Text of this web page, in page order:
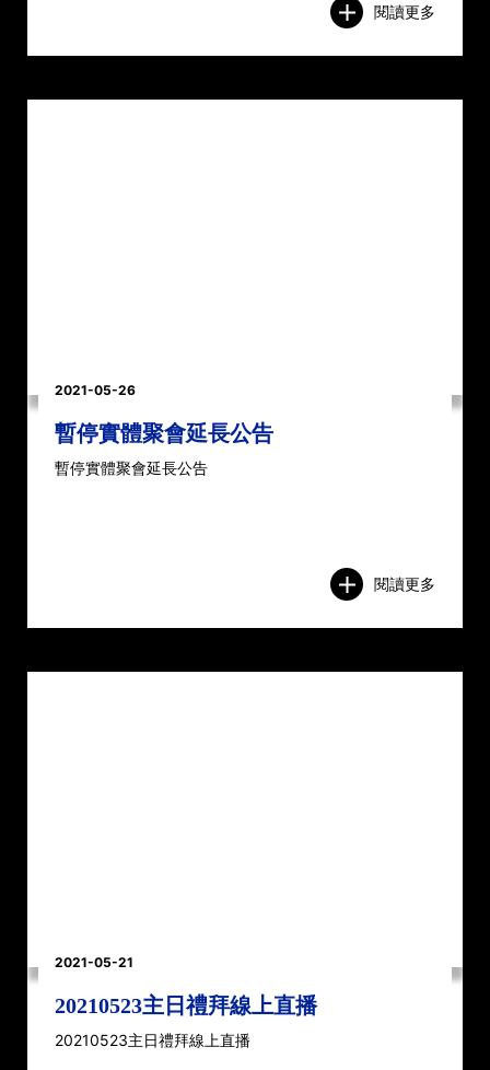
閱讀更多
2021-05-26
暫停實體聚會延長公告
暫停實體聚會延長公告
閱讀更多
2021-05-21
20210523主日禮拜線上直播
20210523主日禮拜線上直播